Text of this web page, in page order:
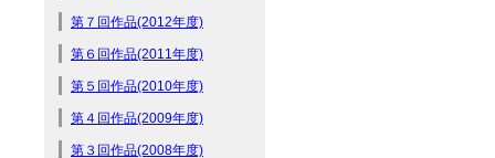
第７回作品(2012年度)
第６回作品(2011年度)
第５回作品(2010年度)
第４回作品(2009年度)
第３回作品(2008年度)